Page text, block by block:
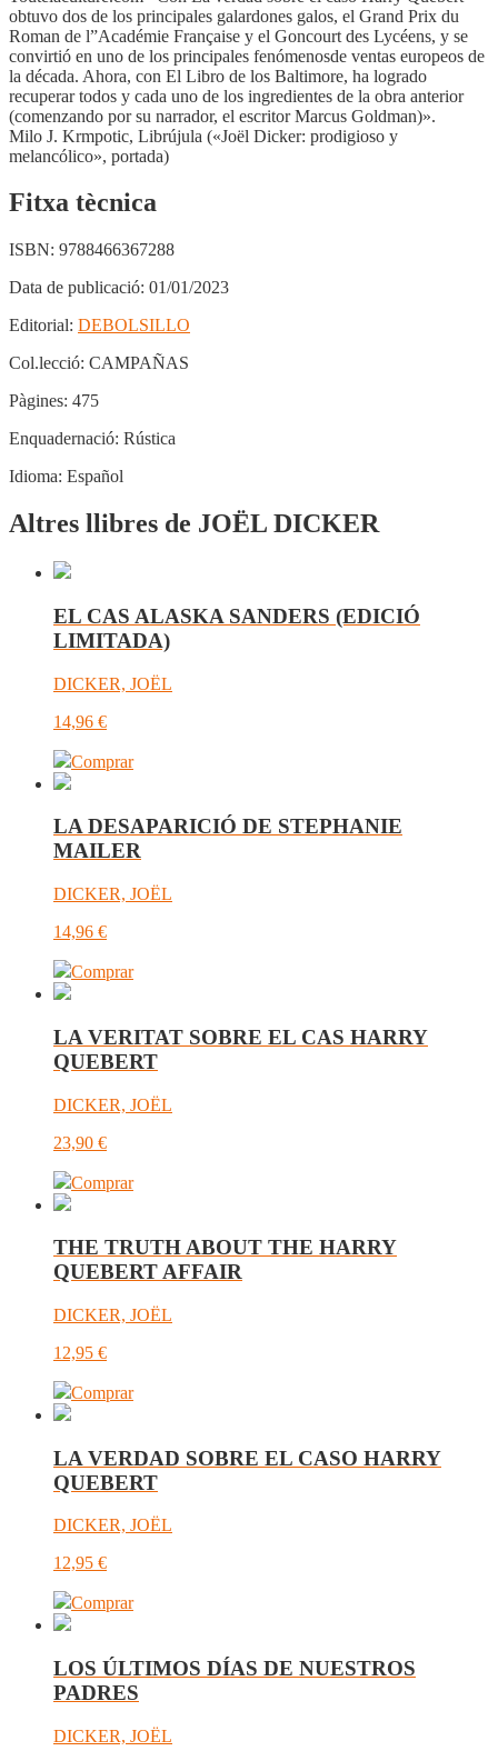
obtuvo dos de los principales galardones galos, el Grand Prix du
Roman de l”Académie Française y el Goncourt des Lycéens, y se
convirtió en uno de los principales fenómenosde ventas europeos de
la década. Ahora, con El Libro de los Baltimore, ha logrado
recuperar todos y cada uno de los ingredientes de la obra anterior
(comenzando por su narrador, el escritor Marcus Goldman)».
Milo J. Krmpotic, Librújula («Joël Dicker: prodigioso y
melancólico», portada)
Fitxa tècnica
ISBN: 9788466367288
Data de publicació: 01/01/2023
Editorial: DEBOLSILLO
Col.lecció: CAMPAÑAS
Pàgines: 475
Enquadernació: Rústica
Idioma: Español
Altres llibres de JOËL DICKER
EL CAS ALASKA SANDERS (EDICIÓ
LIMITADA)
DICKER, JOËL
14,96 €
Comprar
LA DESAPARICIÓ DE STEPHANIE
MAILER
DICKER, JOËL
14,96 €
Comprar
LA VERITAT SOBRE EL CAS HARRY
QUEBERT
DICKER, JOËL
23,90 €
Comprar
THE TRUTH ABOUT THE HARRY
QUEBERT AFFAIR
DICKER, JOËL
12,95 €
Comprar
LA VERDAD SOBRE EL CASO HARRY
QUEBERT
DICKER, JOËL
12,95 €
Comprar
LOS ÚLTIMOS DÍAS DE NUESTROS
PADRES
DICKER, JOËL